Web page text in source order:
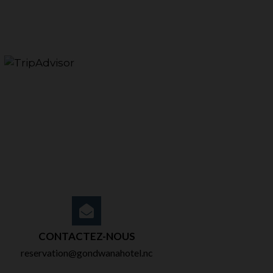
CONTACTEZ-NOUS
reservation@gondwanahotel.nc